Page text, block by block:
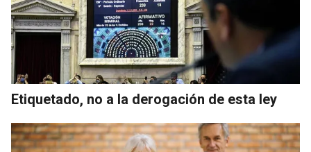
Etiquetado, no a la derogación de esta ley